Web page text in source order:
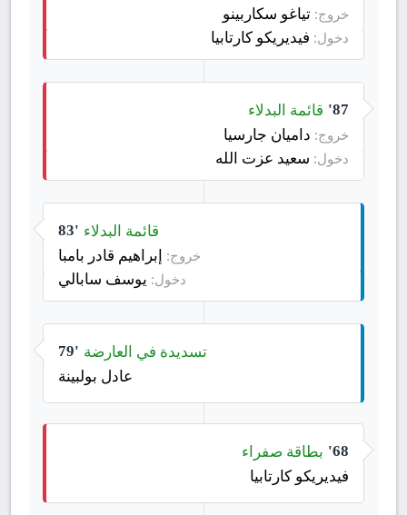
خروج: تياغو سكاربينو
دخول: فيديريكو كارتابيا
87' قائمة البدلاء
خروج: داميان جارسيا
دخول: سعید عزت الله
83' قائمة البدلاء
خروج: إبراهيم قادر بامبا
دخول: يوسف سابالي
79' تسديدة في العارضة
عادل بولبينة
68' بطاقة صفراء
فيديريكو كارتابيا